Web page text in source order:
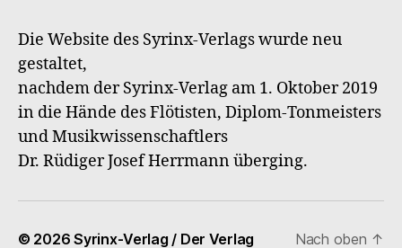
Die Website des Syrinx-Verlags wurde neu
gestaltet,
nachdem der Syrinx-Verlag am 1. Oktober 2019
in die Hände des Flötisten, Diplom-Tonmeisters
und Musikwissenschaftlers
Dr. Rüdiger Josef Herrmann überging.
© 2026Syrinx-Verlag / Der Verlag Nach oben ↑